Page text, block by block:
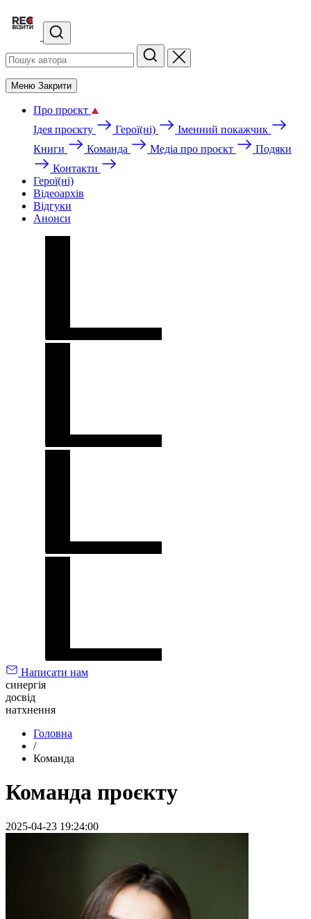
Меню Закрити
Про проєкт
Ідея проєкту
Герої(ні)
Іменний покажчик
Книги
Команда Медіа про проєкт
Подяки
Контакти
Герої(ні)
Відеоархів
Відгуки
Анонси
Написати нам
синергія
досвід
натхнення
Головна
/
Команда
Команда проєкту
2025-04-23 19:24:00